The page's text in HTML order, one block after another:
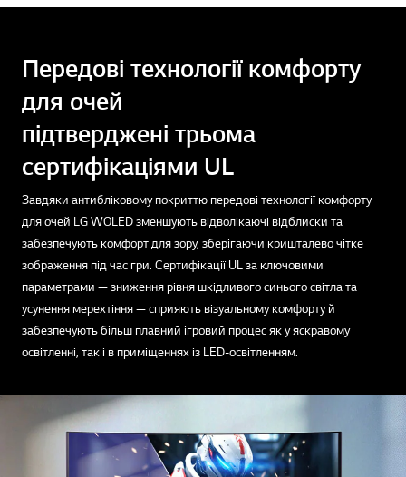
Передові технології комфорту
для очей
підтверджені трьома
сертифікаціями UL
Завдяки антибліковому покриттю передові технології комфорту
для очей LG WOLED зменшують відволікаючі відблиски та
забезпечують комфорт для зору, зберігаючи кришталево чітке
зображення під час гри. Сертифікації UL за ключовими
параметрами — зниження рівня шкідливого синього світла та
усунення мерехтіння — сприяють візуальному комфорту й
забезпечують більш плавний ігровий процес як у яскравому
освітленні, так і в приміщеннях із LED-освітленням.